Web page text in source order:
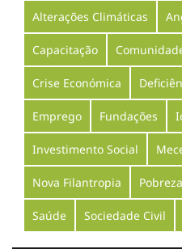
Alterações Climáticas
Capacitação
Crise Económica
Emprego Fundações
Investimento Social
Nova Filantropia
Saúde Sociedade Civil